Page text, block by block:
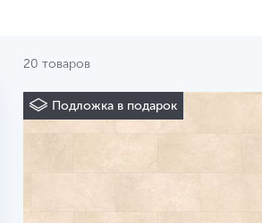
20 товаров
Подложка в подарок